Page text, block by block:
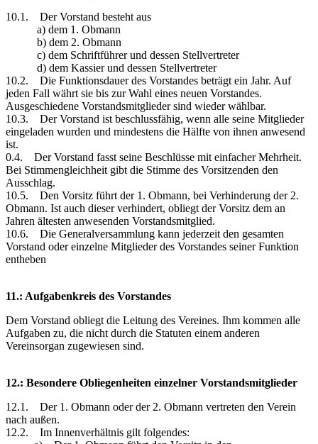
10.1. Der Vorstand besteht aus
a) dem 1. Obmann
b) dem 2. Obmann
c) dem Schriftführer und dessen Stellvertreter
d) dem Kassier und dessen Stellvertreter
10.2. Die Funktionsdauer des Vorstandes beträgt ein Jahr. Auf
jeden Fall währt sie bis zur Wahl eines neuen Vorstandes.
Ausgeschiedene Vorstandsmitglieder sind wieder wählbar.
10.3. Der Vorstand ist beschlussfähig, wenn alle seine Mitglieder
eingeladen wurden und mindestens die Hälfte von ihnen anwesend
ist.
0.4. Der Vorstand fasst seine Beschlüsse mit einfacher Mehrheit.
Bei Stimmengleichheit gibt die Stimme des Vorsitzenden den
Ausschlag.
10.5. Den Vorsitz führt der 1. Obmann, bei Verhinderung der 2.
Obmann. Ist auch dieser verhindert, obliegt der Vorsitz dem an
Jahren ältesten anwesenden Vorstandsmitglied.
10.6. Die Generalversammlung kann jederzeit den gesamten
Vorstand oder einzelne Mitglieder des Vorstandes seiner Funktion
entheben
11.: Aufgabenkreis des Vorstandes
Dem Vorstand obliegt die Leitung des Vereines. Ihm kommen alle
Aufgaben zu, die nicht durch die Statuten einem anderen
Vereinsorgan zugewiesen sind.
12.: Besondere Obliegenheiten einzelner Vorstandsmitglieder
12.1. Der 1. Obmann oder der 2. Obmann vertreten den Verein
nach außen.
12.2. Im Innenverhältnis gilt folgendes: